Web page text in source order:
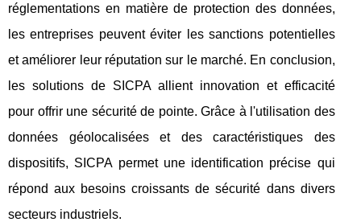
réglementations en matière de protection des données,
les entreprises peuvent éviter les sanctions potentielles
et améliorer leur réputation sur le marché. En conclusion,
les solutions de SICPA allient innovation et efficacité
pour offrir une sécurité de pointe. Grâce à l'utilisation des
données géolocalisées et des caractéristiques des
dispositifs, SICPA permet une identification précise qui
répond aux besoins croissants de sécurité dans divers
secteurs industriels.